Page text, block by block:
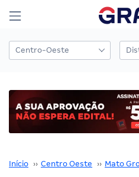
Início ›› Centro Oeste ›› Mato